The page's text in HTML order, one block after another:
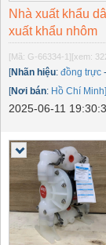
Nhà xuất khẩu
xuất khẩu nhôm
[Mã: G-66334-1][xem:
[Nhãn hiệu: đồng trực -
[Nơi bán: Hồ Chí Minh]
2025-06-11